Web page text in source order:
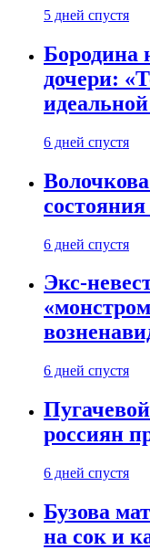
5 дней спустя
Бородина
дочери:
6 дней спустя
6 дней спустя
Экс-
6 дней спустя
россиян
6 дней спустя
Бузова
на сок и